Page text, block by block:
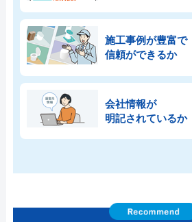
施工事例が豊富で
信頼ができるか
会社情報が
明記されているか